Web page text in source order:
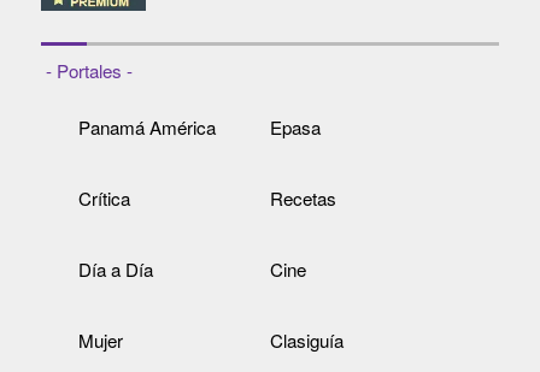
- Portales -
Panamá América Epasa
Crítica Recetas
Día a Día Cine
Mujer Clasiguía